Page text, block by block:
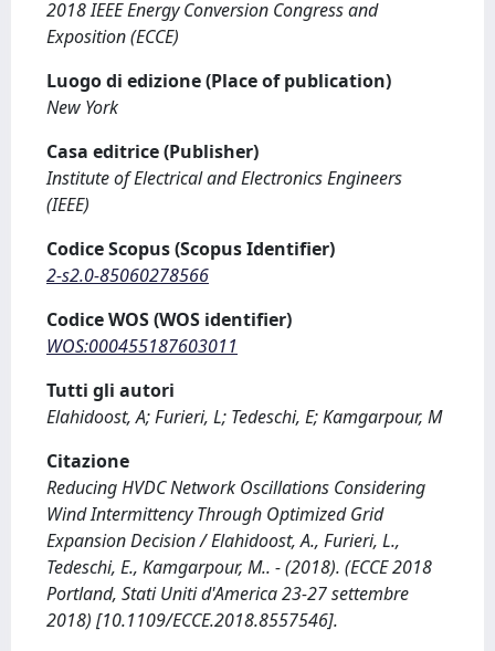
2018 IEEE Energy Conversion Congress and
Exposition (ECCE)
Luogo di edizione (Place of publication)
New York
Casa editrice (Publisher)
Institute of Electrical and Electronics Engineers
(IEEE)
Codice Scopus (Scopus Identifier)
2-s2.0-85060278566
Codice WOS (WOS identifier)
WOS:000455187603011
Tutti gli autori
Elahidoost, A; Furieri, L; Tedeschi, E; Kamgarpour, M
Citazione
Reducing HVDC Network Oscillations Considering
Wind Intermittency Through Optimized Grid
Expansion Decision / Elahidoost, A., Furieri, L.,
Tedeschi, E., Kamgarpour, M.. - (2018). (ECCE 2018
Portland, Stati Uniti d'America 23-27 settembre
2018) [10.1109/ECCE.2018.8557546].